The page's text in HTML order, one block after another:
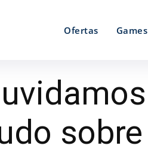
Ofertas Games